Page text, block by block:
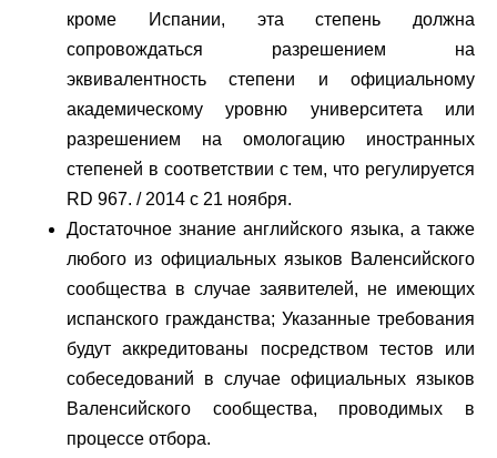
кроме Испании, эта степень должна
сопровождаться разрешением на
эквивалентность степени и официальному
академическому уровню университета или
разрешением на омологацию иностранных
степеней в соответствии с тем, что регулируется
RD 967. / 2014 с 21 ноября.
Достаточное знание английского языка, а также
любого из официальных языков Валенсийского
сообщества в случае заявителей, не имеющих
испанского гражданства; Указанные требования
будут аккредитованы посредством тестов или
собеседований в случае официальных языков
Валенсийского сообщества, проводимых в
процессе отбора.